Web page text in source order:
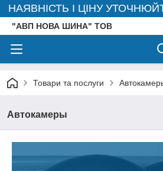
НАЯВНІСТЬ І ЦІНУ
"АВП НОВА ШИНА" ТОВ
Товари та послуги
Автокамеры